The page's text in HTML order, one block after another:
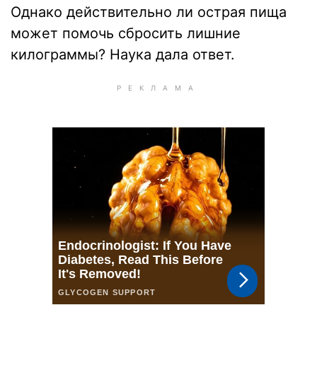
Однако действительно ли острая пища
может помочь сбросить лишние
килограммы? Наука дала ответ.